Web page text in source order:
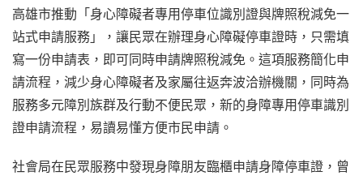
高雄市推動「身心障礙者專用停車位識別證與牌照稅減免一
站式申請服務」，讓民眾在辦理身心障礙停車證時，只需填
寫一份申請表，即可同時申請牌照稅減免。這項服務簡化申
請流程，減少身心障礙者及家屬往返奔波洽辦機關，同時為
服務多元障別族群及行動不便民眾，新的身障專用停車識別
證申請流程，易讀易懂方便市民申請。
社會局在民眾服務中發現身障朋友臨櫃申請身障停車證，曾